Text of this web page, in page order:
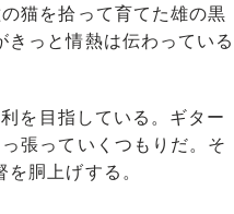
猫を拾って育てた雄の黒
っと情熱は伝わっている
を目指している。ギター
張っていくつもりだ。そ
を胴上げする。